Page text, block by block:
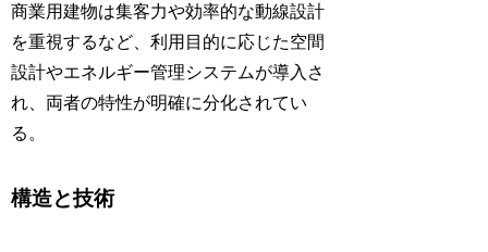
商業用建物は集客力や効率的な動線設計
を重視するなど、利用目的に応じた空間
設計やエネルギー管理システムが導入さ
れ、両者の特性が明確に分化されてい
る。
構造と技術